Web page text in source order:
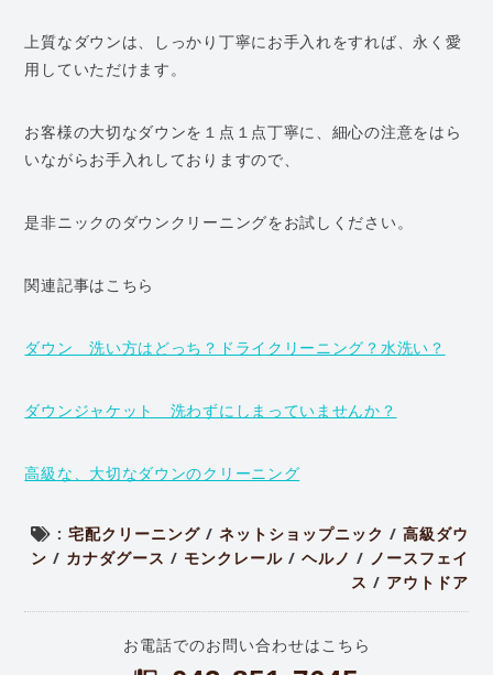
上質なダウンは、しっかり丁寧にお手入れをすれば、永く愛
用していただけます。
お客様の大切なダウンを１点１点丁寧に、細心の注意をはら
いながらお手入れしておりますので、
是非ニックのダウンクリーニングをお試しください。
関連記事はこちら
ダウン 洗い方はどっち？ドライクリーニング？水洗い？
ダウンジャケット 洗わずにしまっていませんか？
高級な、大切なダウンのクリーニング
: 宅配クリーニング/ ネットショップニック / 高級ダウ
ン / カナダグース / モンクレール/ ヘルノ / ノースフェイ
ス / アウトドア
お電話でのお問い合わせはこちら